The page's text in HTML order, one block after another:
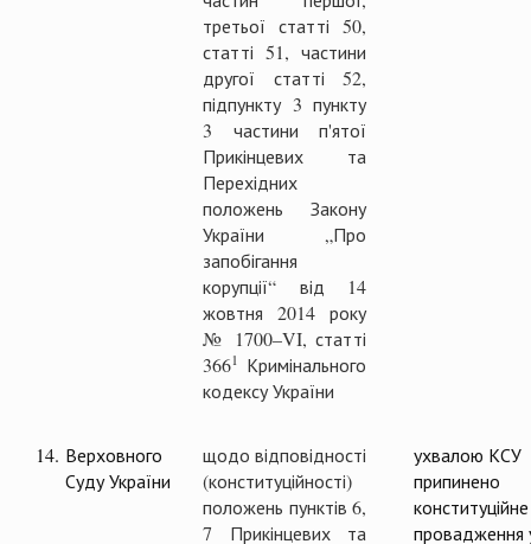
третьої статті 50,
статті 51, частини
другої статті 52,
підпункту 3 пункту
3 частини п'ятої
Прикінцевих та
Перехідних
положень Закону
України „Про
запобігання
корупції“ від 14
жовтня 2014 року
№ 1700–VI, статті
3661
Кримінального
кодексу України
14. Верховного
Суду України
щодо відповідності
(конституційності)
положень пунктів 6,
7 Прикінцевих та
ухвалою КСУ
припинено
конституційне
провадження